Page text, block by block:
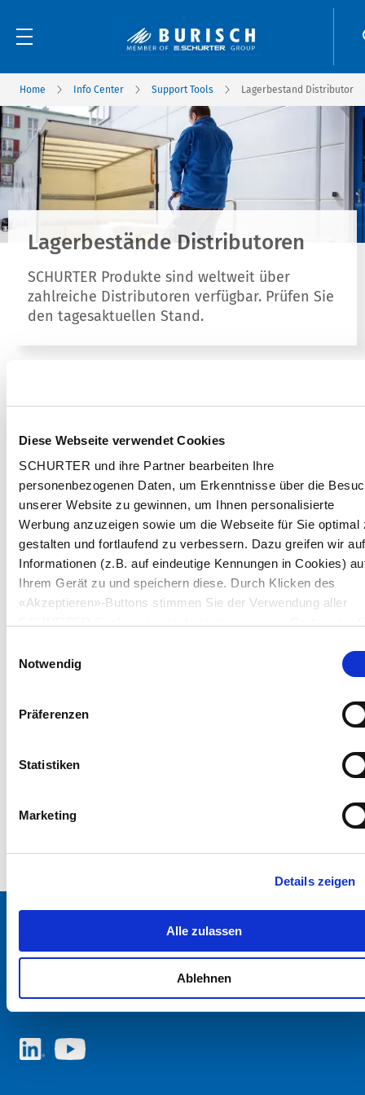
Diese Webseite verwendet Cookies
SCHURTER und ihre Partner bearbeiten Ihre
personenbezogenen Daten, um Erkenntnisse über die
unserer Website zu gewinnen, um Ihnen personalisierte
Werbung anzuzeigen sowie um die Webseite für Sie optimal
gestalten und fortlaufend zu verbessern. Dazu greifen wir auf
Informationen (z.B. auf eindeutige Kennungen in Cookies)
Ihrem Gerät zu und speichern diese. Durch Klicken des
«Akzeptieren»-Buttons stimmen Sie der Verwendung aller
«Einstellungen» am Seitenende klicken. Ihre Einstellungen
werden unseren Partnern gemeldet und haben keinen
auf die Browserdaten. Weitere Informationen erhalten Sie in
unsererDatenschutzerklärung
Notwendig
Präferenzen
Statistiken
Marketing
Details zeigen
Alle zulassen
Ablehnen
Home Info Center Support Tools Lagerbestand Distributor
Lagerbestände Distributoren
SCHURTER Produkte sind weltweit über
zahlreiche Distributoren verfügbar. Prüfen Sie
den tagesaktuellen Stand.
SCHURTER Webseite und Sprache wählen